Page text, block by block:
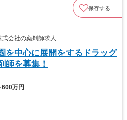
保存する
会社の薬剤師求人
を中心に展開をするドラッグ
師を募集！
600万円